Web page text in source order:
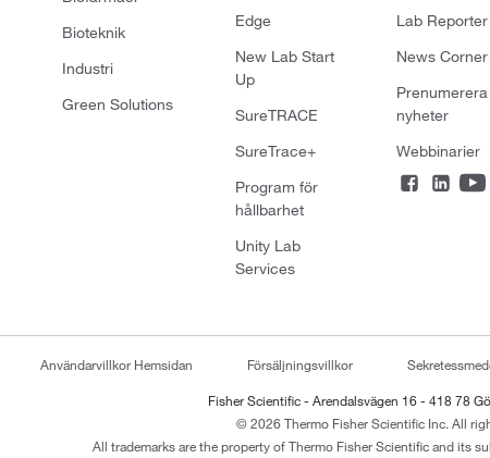
Bioteknik
Industri
Green Solutions
Edge
New Lab Start
Up
SureTRACE
SureTrace+
Program för
hållbarhet
Unity Lab
Services
Lab Reporter
News Corner
nyheter
Webbinarier
Användarvillkor Hemsidan Försäljningsvillkor
Fisher Scientific - Arendalsvägen 16 - 418 78
© 2026 Thermo Fisher Scientific Inc. All
All trademarks are the property of Thermo Fisher Scientific and its